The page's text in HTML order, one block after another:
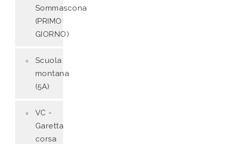
Sommascona
(PRIMO
GIORNO)
Scuola
montana
(5A)
VC -
Garetta
corsa